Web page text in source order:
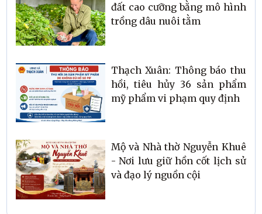
đất cao cưỡng bằng mô hình
trồng dâu nuôi tằm
Thạch Xuân: Thông báo thu
hồi, tiêu hủy 36 sản phẩm
mỹ phẩm vi phạm quy định
Mộ và Nhà thờ Nguyễn Khuê
- Nơi lưu giữ hồn cốt lịch sử
và đạo lý nguồn cội